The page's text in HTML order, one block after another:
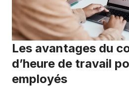
Les avantages du
d’heure de travail
employés